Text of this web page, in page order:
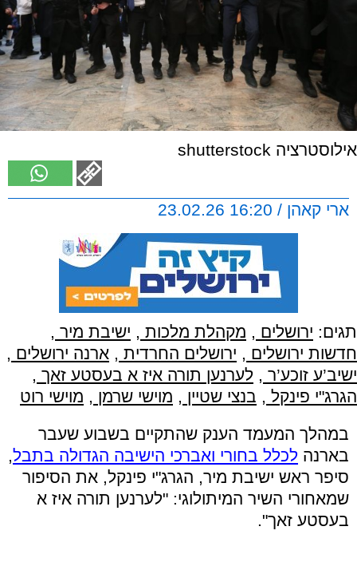
אילוסטרציה shutterstock
ארי קאהן / 16:20 23.02.26
תגים: ירושלים , מקהלת מלכות , ישיבת מיר ,
חדשות ירושלים , ירושלים החרדית , ארנה ירושלים ,
ישיב’ע זוכע’ר , לערנען תורה איז א בעסטע זאך ,
הגרג"י פינקל , בנצי שטיין , מוישי שרמן , מוישי רוט
במהלך המעמד הענק שהתקיים בשבוע שעבר
בארנה לכלל בחורי ואברכי הישיבה הגדולה בתבל,
סיפר ראש ישיבת מיר, הגרג"י פינקל, את הסיפור
שמאחורי השיר המיתולוגי: "לערנען תורה איז א
בעסטע זאך".